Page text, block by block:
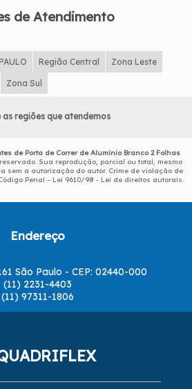
de Atendimento
Região Central Zona Leste
Zona Sul
as regiões que atendemos
de Porta de Correr de Alumínio Branco 2 Folhas
Sua reprodução, parcial ou total, mesmo
sem a autorização do autor. Crime de violação de
Penal – Lei 9610/98 - Lei de direitos autorais
Endereço
São Paulo - CEP: 02440-000
(11) 2231-4403
(11) 97311-1806